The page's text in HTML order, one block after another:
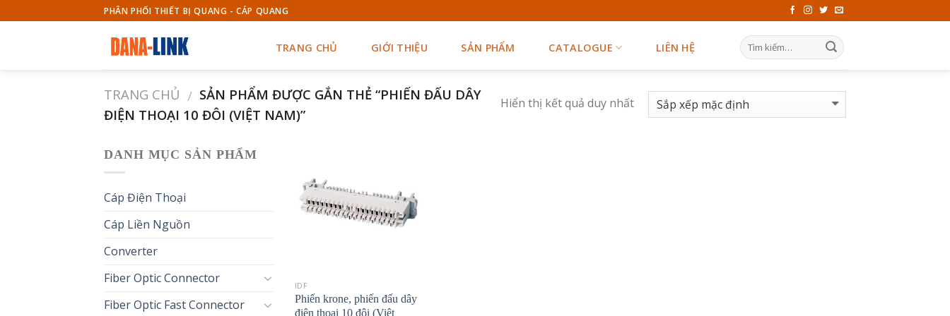
to
PHÂN PHỐI THIẾT BỊ QUANG - CÁP QUANG
TRANG CHỦ GIỚI THIỆU SẢN PHẨM CATALOGUE LIÊN HỆ
TRANG CHỦ / SẢN PHẨM ĐƯỢC GẮN THẺ “PHIẾN ĐẤU DÂY
ĐIỆN THOẠI 10 ĐÔI (VIỆT NAM)”
Hiển thị kết quả duy nhất
DANH MỤC SẢN PHẨM
Cáp Điện Thoại
Cáp Liền Nguồn
Converter
Fiber Optic Connector
Fiber Optic Fast Connector
IDF
Phiến krone, phiến đấu dây
điện thoại 10 đôi (Việt